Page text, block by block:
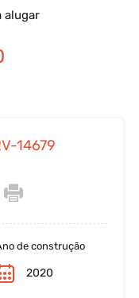
alugar
14679
de construção
2020